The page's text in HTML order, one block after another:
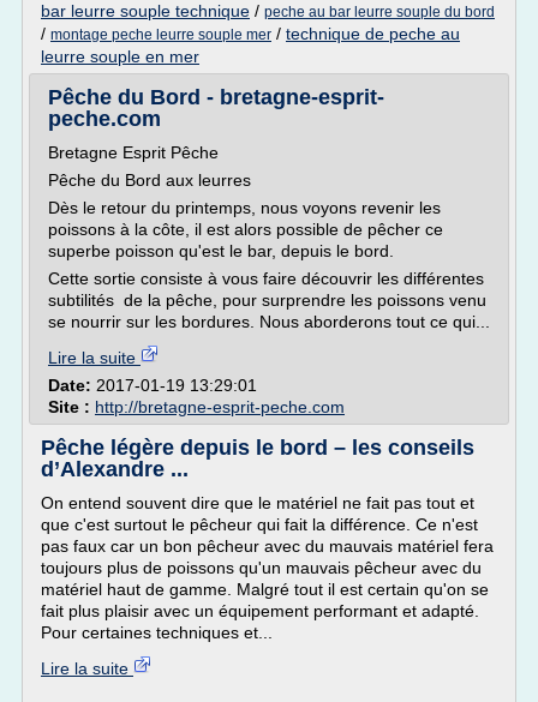
bar leurre souple technique / peche au bar leurre souple du bord
/ montage peche leurre souple mer / technique de peche au
leurre souple en mer
Pêche du Bord - bretagne-esprit-
peche.com
Bretagne Esprit Pêche
Pêche du Bord aux leurres
Dès le retour du printemps, nous voyons revenir les
poissons à la côte, il est alors possible de pêcher ce
superbe poisson qu'est le bar, depuis le bord.
Cette sortie consiste à vous faire découvrir les différentes
subtilités de la pêche, pour surprendre les poissons venu
se nourrir sur les bordures. Nous aborderons tout ce qui...
Lire la suite
Date: 2017-01-19 13:29:01
Site : http://bretagne-esprit-peche.com
Pêche légère depuis le bord – les conseils
d’Alexandre ...
On entend souvent dire que le matériel ne fait pas tout et
que c'est surtout le pêcheur qui fait la différence. Ce n'est
pas faux car un bon pêcheur avec du mauvais matériel fera
toujours plus de poissons qu'un mauvais pêcheur avec du
matériel haut de gamme. Malgré tout il est certain qu'on se
fait plus plaisir avec un équipement performant et adapté.
Pour certaines techniques et...
Lire la suite